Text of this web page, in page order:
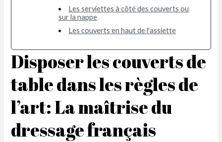
Les serviettes à côté des couverts ou
sur la nappe
Les couverts en haut de l'assiette
Disposer les couverts de
table dans les règles de
l’art: La maîtrise du
dressage français